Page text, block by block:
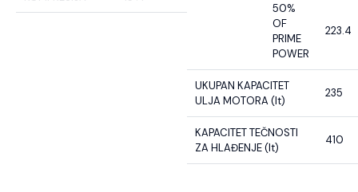
50%
OF
PRIME
POWER
223.4
UKUPAN KAPACITET
ULJA MOTORA (lt)
235
KAPACITET TEČNOSTI
ZA HLAĐENJE (lt)
410